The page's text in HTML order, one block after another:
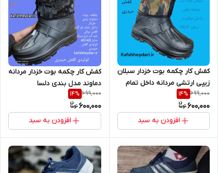
کفش کار چکمه بوت خزدار سبلان
زیپی ارتشی مردانه داخل تمام
خز سایز ۴۰تا۴۵
699,000
14%
600,000
افزودن به سبد
کفش کار چکمه بوت خزدار مردانه
دماوند مدل بندی دلسا
سایز40تا45
699,000
14%
600,000
افزودن به سبد